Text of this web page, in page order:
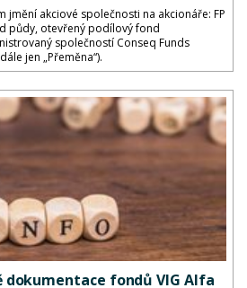
akciové společnosti na akcionáře: FP
půdy, otevřený podílový fond
společností Conseq Funds
jen „Přeměna“).
dokumentace fondů VIG Alfa